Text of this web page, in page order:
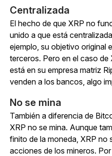
Centralizada
El hecho de que XRP no
unido a que está
ejemplo, su objetivo original
terceros. Pero en el caso de
está en su empresa matriz
venden a los bancos, algo
No se mina
También a diferencia de
XRP no se mina. Aunque
finito de la moneda, XRP no
acciones de los mineros.